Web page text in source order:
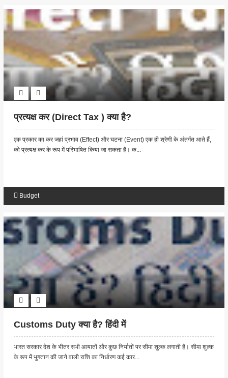
प्रत्यक्ष कर (Direct Tax ) क्या है?
एक प्रकार का कर जहां प्रभाव (Effect) और घटना (Event) एक ही श्रेणी के अंतर्गत आते हैं,
को प्रत्यक्ष कर के रूप में परिभाषित किया जा सकता है। क...
Budget
Customs Duty क्या है? हिंदी में
भारत सरकार देश के भीतर सभी आयातों और कुछ निर्यातों पर सीमा शुल्क लगाती है। सीमा शुल्क
के रूप में भुगतान की जाने वाली राशि का निर्धारण कई कार...